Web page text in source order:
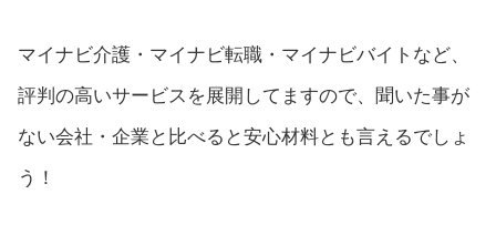
マイナビ介護・マイナビ転職・マイナビバイトなど、
評判の高いサービスを展開してますので、聞いた事が
ない会社・企業と比べると安心材料とも言えるでしょ
う！